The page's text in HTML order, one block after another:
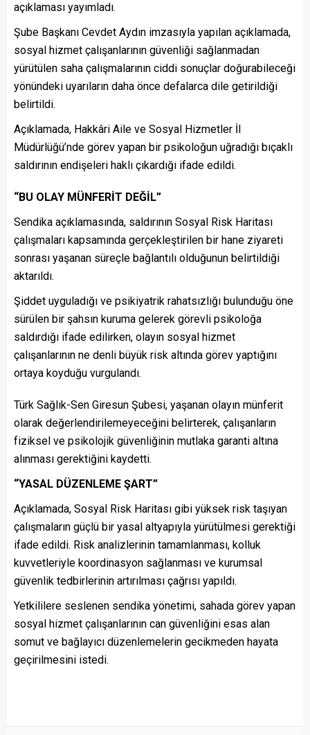
açıklaması yayımladı.
Şube Başkanı Cevdet Aydın imzasıyla yapılan açıklamada,
sosyal hizmet çalışanlarının güvenliği sağlanmadan
yürütülen saha çalışmalarının ciddi sonuçlar doğurabileceği
yönündeki uyarıların daha önce defalarca dile getirildiği
belirtildi.
Açıklamada, Hakkâri Aile ve Sosyal Hizmetler İl
Müdürlüğü’nde görev yapan bir psikoloğun uğradığı bıçaklı
saldırının endişeleri haklı çıkardığı ifade edildi.
“BU OLAY MÜNFERİT DEĞİL”
Sendika açıklamasında, saldırının Sosyal Risk Haritası
çalışmaları kapsamında gerçekleştirilen bir hane ziyareti
sonrası yaşanan süreçle bağlantılı olduğunun belirtildiği
aktarıldı.
Şiddet uyguladığı ve psikiyatrik rahatsızlığı bulunduğu öne
sürülen bir şahsın kuruma gelerek görevli psikoloğa
saldırdığı ifade edilirken, olayın sosyal hizmet
çalışanlarının ne denli büyük risk altında görev yaptığını
ortaya koyduğu vurgulandı.
Türk Sağlık-Sen Giresun Şubesi, yaşanan olayın münferit
olarak değerlendirilemeyeceğini belirterek, çalışanların
fiziksel ve psikolojik güvenliğinin mutlaka garanti altına
alınması gerektiğini kaydetti.
“YASAL DÜZENLEME ŞART”
Açıklamada, Sosyal Risk Haritası gibi yüksek risk taşıyan
çalışmaların güçlü bir yasal altyapıyla yürütülmesi gerektiği
ifade edildi. Risk analizlerinin tamamlanması, kolluk
kuvvetleriyle koordinasyon sağlanması ve kurumsal
güvenlik tedbirlerinin artırılması çağrısı yapıldı.
Yetkililere seslenen sendika yönetimi, sahada görev yapan
sosyal hizmet çalışanlarının can güvenliğini esas alan
somut ve bağlayıcı düzenlemelerin gecikmeden hayata
geçirilmesini istedi.